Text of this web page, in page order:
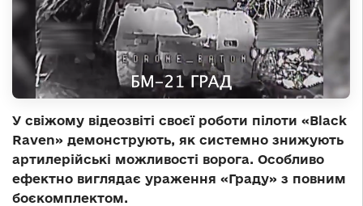
У свіжому відеозвіті своєї роботи пілоти «Black
Raven» демонструють, як системно знижують
артилерійські можливості ворога. Особливо
ефектно виглядає ураження «Граду» з повним
боєкомплектом.